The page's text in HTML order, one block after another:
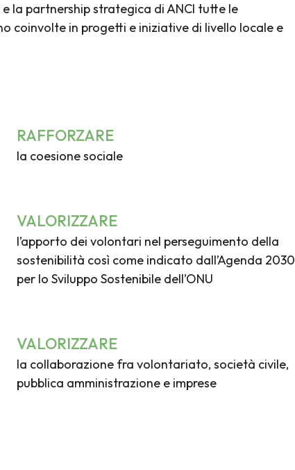
la partnership strategica di ANCI tutte le
coinvolte in progetti e iniziative di livello locale e
RAFFORZARE
la coesione sociale
VALORIZZARE
l’apporto dei volontari nel perseguimento della
sostenibilità così come indicato dall’Agenda 2030
per lo Sviluppo Sostenibile dell’ONU
VALORIZZARE
la collaborazione fra volontariato, società civile,
pubblica amministrazione e imprese